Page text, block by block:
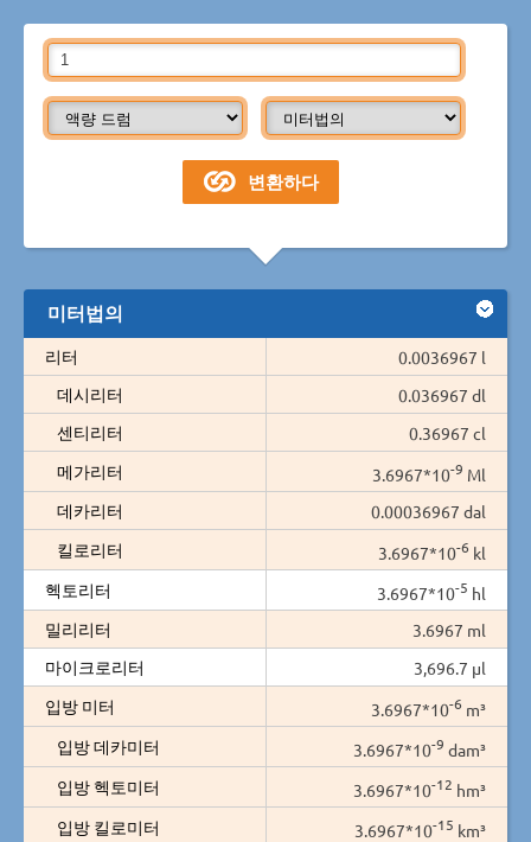
미터법의
리터
0.0036967 l
데시리터
0.036967 dl
센티리터
0.36967 cl
메가리터
3.6967*10-9 Ml
데카리터
0.00036967 dal
킬로리터
3.6967*10-6 kl
헥토리터
3.6967*10-5 hl
밀리리터
3.6967 ml
마이크로리터
3,696.7 µl
입방 미터
3.6967*10-6 m³
입방 데카미터
3.6967*10-9 dam³
입방 헥토미터
3.6967*10-12 hm³
입방 킬로미터
3.6967*10-15 km³